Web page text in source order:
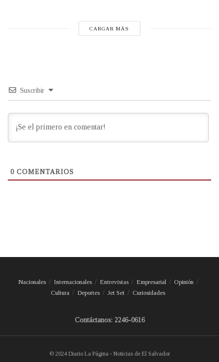
CARGAR MÁS
Suscribir
0 COMENTARIOS
Nacionales Internacionales Entrevistas Empresarial
Opinión
Cultura
Deportes Jet Set Curiosidades
Contáctanos: 2246-0616
© 2024 Diario La Página - Noticias de El Salvador